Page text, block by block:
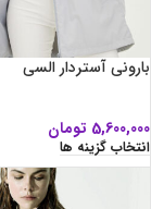
بارونی آستردار السی
5,600,000 تومان
انتخاب گزینه ها